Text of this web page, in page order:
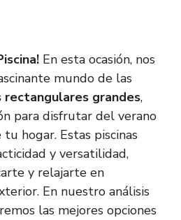
En esta ocasión, nos
mundo de las
rectangulares grandes,
para disfrutar del verano
hogar. Estas piscinas
y versatilidad,
y relajarte en
En nuestro análisis
las mejores opciones